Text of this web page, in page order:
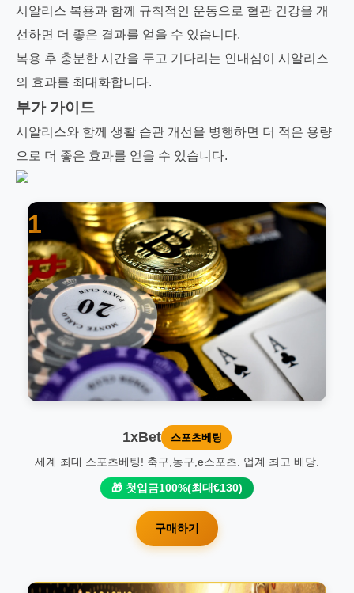
시알리스 복용과 함께 규칙적인 운동으로 혈관 건강을 개
선하면 더 좋은 결과를 얻을 수 있습니다.
복용 후 충분한 시간을 두고 기다리는 인내심이 시알리스
의 효과를 최대화합니다.
부가 가이드
시알리스와 함께 생활 습관 개선을 병행하면 더 적은 용량
으로 더 좋은 효과를 얻을 수 있습니다.
1
1xBet 스포츠베팅
세계 최대 스포츠베팅! 축구,농구,e스포츠. 업계 최고 배당.
🎁 첫입금100%(최대€130)
구매하기